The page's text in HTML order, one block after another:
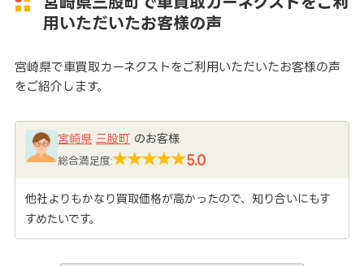
用いただいたお客様の声
宮崎県で車買取カーネクストをご利用いただいたお客様の声
をご紹介します。
宮崎県 三股町のお客様
総合満足度: 5.0
他社よりもかなり買取価格が高かったので、知り合いにもす
すめたいです。